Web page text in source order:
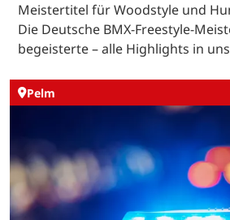
Meistertitel für Woodstyle und
Die Deutsche BMX-Freestyle-
begeisterte – alle Highlights in
Pelm